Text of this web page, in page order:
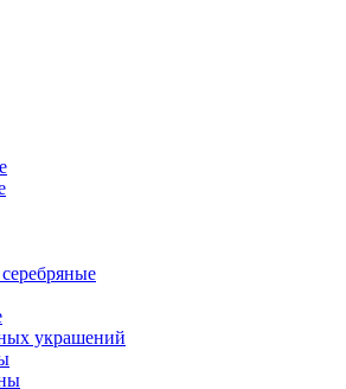
украшений